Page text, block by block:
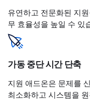
유연하고 전문화된 지
무 효율성을 높일 수 있
가동 중단 시간 단축
지원 애드온은 문제를
최소화하고 시스템을